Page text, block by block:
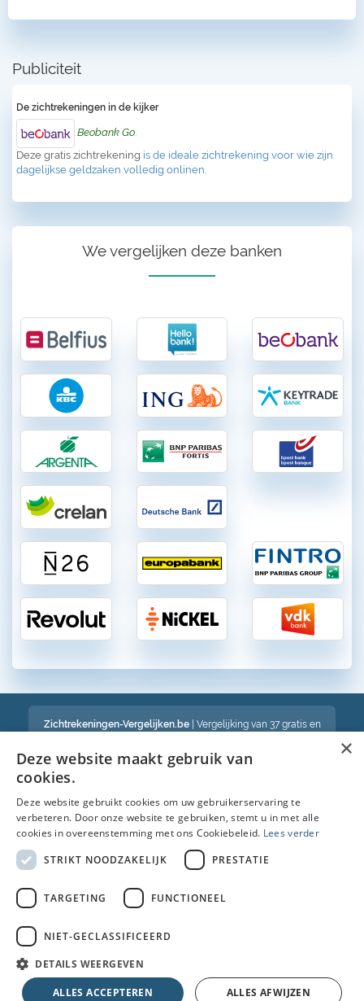
Publiciteit
De zichtrekeningen in de kijker
Beobank Go.
Deze gratis zichtrekening is de ideale zichtrekening voor wie zijn
dagelijkse geldzaken volledig onlinen.
We vergelijken deze banken
Zichtrekeningen-Vergelijken.be| Vergelijking van 37 gratis en
Een volledig onafhankelijke vergelijking van gratis en betalende
bankrekeningen in België
Bekijk ook :
Spaarrekening
Brandverzekering simulatie
© Copyright 2026 • Alle rechten voorbehouden |Faq|Nieuws|Over
Cookies
×
Deze website maakt gebruik van
cookies.
Deze website gebruikt cookies om uw gebruikerservaring te
verbeteren. Door onze website te gebruiken, stemt u in met alle
cookies in overeenstemming met ons Cookiebeleid. Lees verder
STRIKT NOODZAKELIJK
PRESTATIE
TARGETING FUNCTIONEEL
NIET-GECLASSIFICEERD
DETAILS WEERGEVEN
ALLES ACCEPTEREN ALLES AFWIJZEN